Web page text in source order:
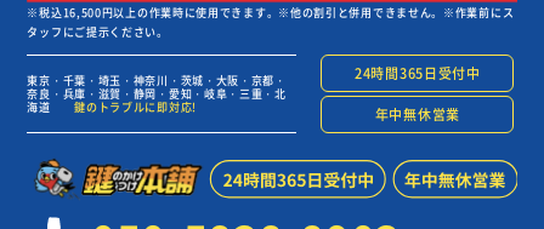
※税込16,500円以上の作業時に使用できます。※他の割引と併用できません。※作業前にス
タッフにご提示ください。
東京・千葉・埼玉・神奈川・茨城・大阪・京都・
奈良・兵庫・滋賀・静岡・愛知・岐阜・三重・北
海道鍵のトラブルに即対応!
24時間365日受付中
年中無休営業